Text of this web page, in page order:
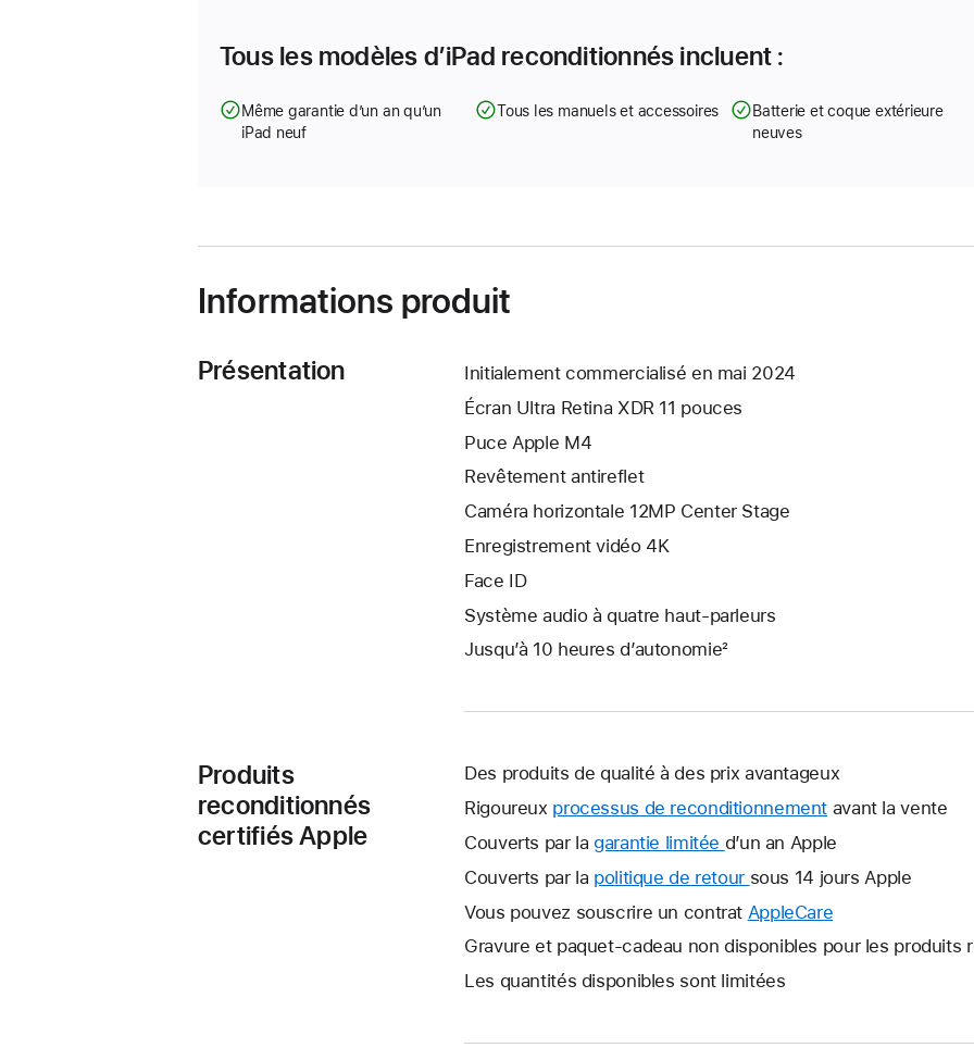
Tous les modèles d’iPad reconditionnés incluent :
Même garantie d’un an qu’un
iPad neuf
Tous les manuels et accessoires
Batterie et coque extérieure
neuves
Informations produit
Présentation
Initialement commercialisé en mai 2024
Écran Ultra Retina XDR 11 pouces
Puce Apple M4
Revêtement antireflet
Caméra horizontale 12MP Center Stage
Enregistrement vidéo 4K
Face ID
Système audio à quatre haut‑parleurs
Jusqu’à 10 heures d’autonomie²
Produits
reconditionnés
certifiés Apple
Des produits de qualité à des prix avantageux
Rigoureux processus de reconditionnement avant la vente
Couverts par la garantie limitée Une
nouvelle
s’ouvre.
d’un an Apple
Couverts par la politique de retour Une
nouvelle
s’ouvre.
sous 14 jours Apple
Vous pouvez souscrire un contrat AppleCare
nouvelle
Gravure et paquet-cadeau non disponibles pour les produits
Les quantités disponibles sont limitées